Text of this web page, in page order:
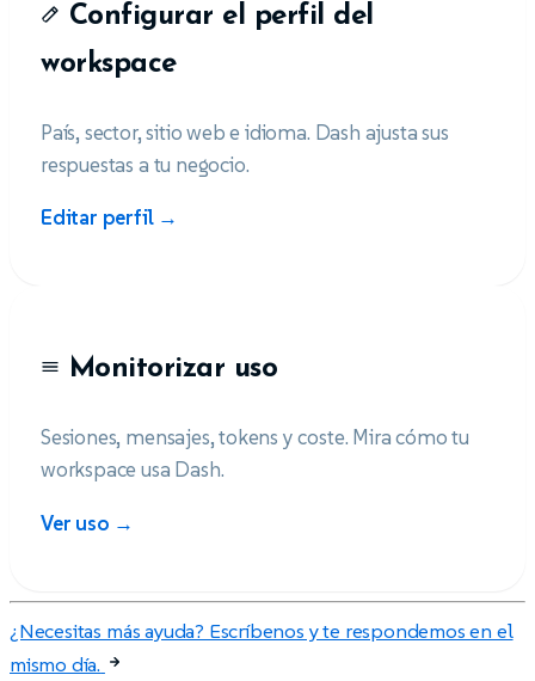
Configurar el perfil del
workspace
País, sector, sitio web e idioma. Dash ajusta sus
respuestas a tu negocio.
Editar perfil →
Monitorizar uso
Sesiones, mensajes, tokens y coste. Mira cómo tu
workspace usa Dash.
Ver uso →
¿Necesitas más ayuda? Escríbenos y te respondemos en el
mismo día.